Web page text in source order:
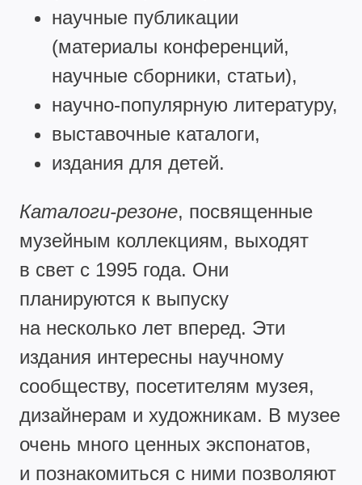
научные публикации
(материалы конференций,
научные сборники, статьи),
научно-популярную литературу,
выставочные каталоги,
издания для детей.
Каталоги-резоне, посвященные
музейным коллекциям, выходят
в свет с 1995 года. Они
планируются к выпуску
на несколько лет вперед. Эти
издания интересны научному
сообществу, посетителям музея,
дизайнерам и художникам. В музее
очень много ценных экспонатов,
и познакомиться с ними позволяют